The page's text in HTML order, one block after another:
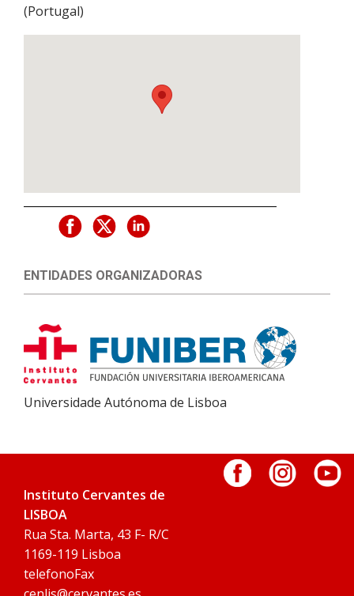
(Portugal)
ENTIDADES ORGANIZADORAS
Universidade Autónoma de Lisboa
Instituto Cervantes de
LISBOA
Rua Sta. Marta, 43 F- R/C
1169-119 Lisboa
telefonoFax